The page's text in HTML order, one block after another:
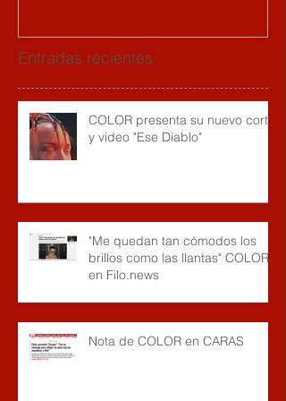
Entradas recientes
COLOR presenta su nuevo corte
y video "Ese Diablo"
"Me quedan tan cómodos los
brillos como las llantas" COLOR
en Filo.news
Nota de COLOR en CARAS